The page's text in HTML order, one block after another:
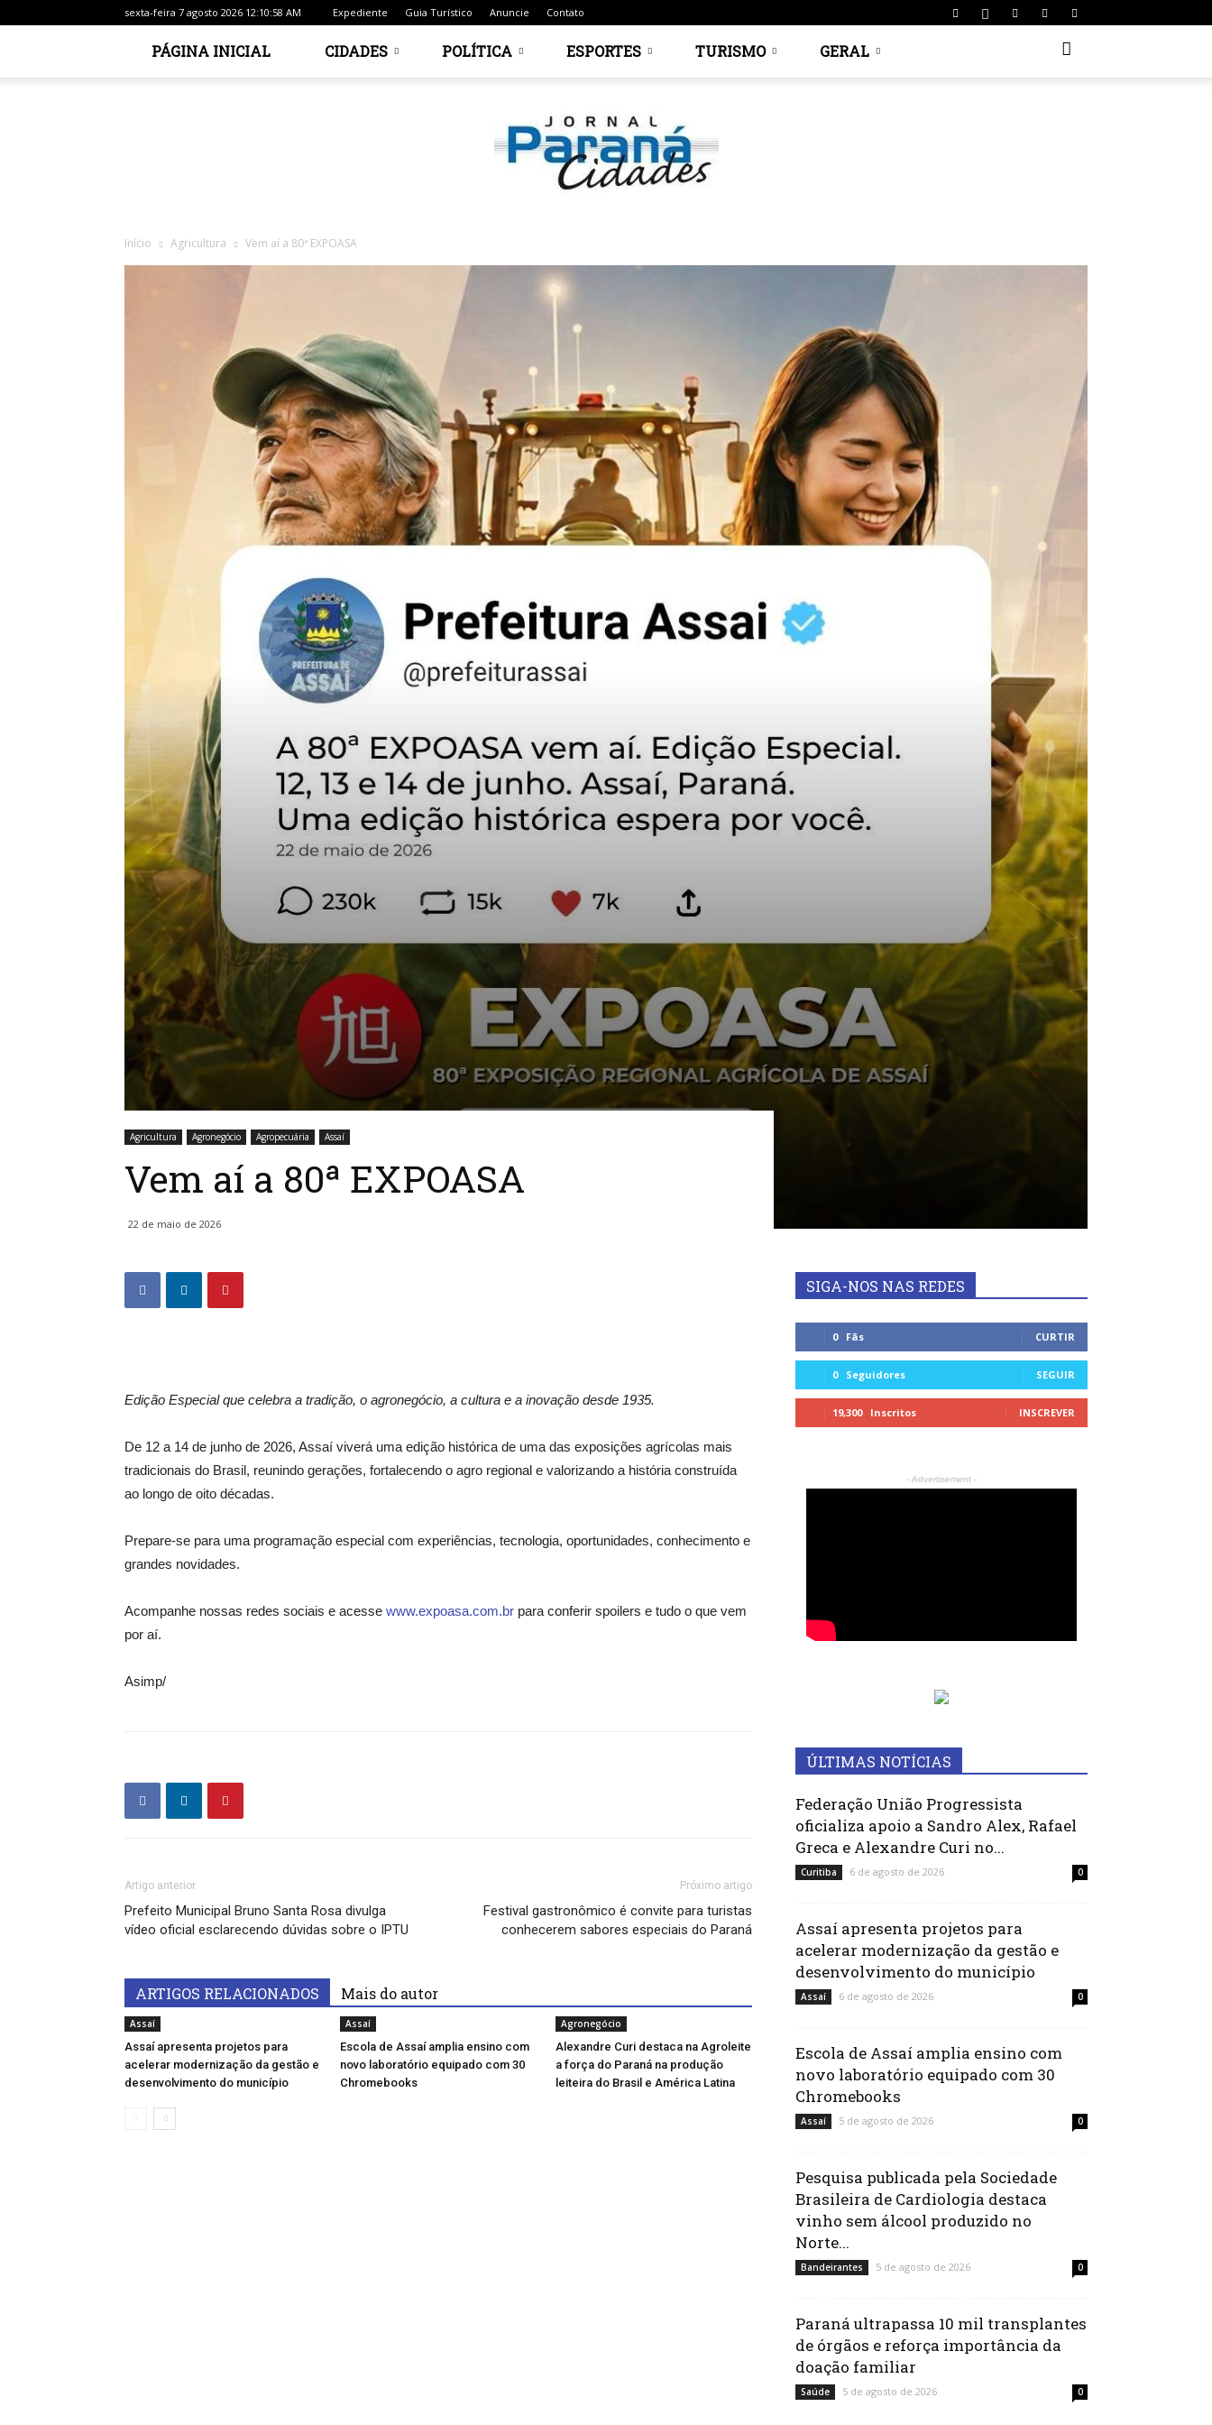
sexta-feira 7 agosto 2026 12:10:58 AM Expediente Guia Turístico Anuncie Contato
PÁGINA INICIAL CIDADES POLÍTICA ESPORTES TURISMO GERAL
Jornal
Cidades
Início Agricultura Vem aí a 80ª EXPOASA
Agricultura Agronegócio Agropecuária Assaí
Vem aí a 80ª EXPOASA
22 de maio de 2026
Edição Especial que celebra a tradição, o agronegócio, a cultura e a inovação desde 1935.
De 12 a 14 de junho de 2026, Assaí viverá uma edição histórica de uma das exposições agrícolas mais
tradicionais do Brasil, reunindo gerações, fortalecendo o agro regional e valorizando a história construída
ao longo de oito décadas.
Prepare-se para uma programação especial com experiências, tecnologia, oportunidades, conhecimento e
grandes novidades.
Acompanhe nossas redes sociais e acesse www.expoasa.com.br para conferir spoilers e tudo o que vem
por aí.
Asimp/
Artigo anterior
Prefeito Municipal Bruno Santa Rosa divulga
vídeo oficial esclarecendo dúvidas sobre o IPTU
Próximo artigo
Festival gastronômico é convite para turistas
conhecerem sabores especiais do Paraná
ARTIGOS RELACIONADOS Mais do autor
Assaí
Assaí apresenta projetos para
acelerar modernização da gestão e
desenvolvimento do município
Assaí
Escola de Assaí amplia ensino com
novo laboratório equipado com 30
Chromebooks
Agronegócio
Alexandre Curi destaca na Agroleite
a força do Paraná na produção
leiteira do Brasil e América Latina
SIGA-NOS NAS REDES
0 Fãs CURTIR
0 Seguidores SEGUIR
19,300 Inscritos INSCREVER
- Advertisement -
ÚLTIMAS NOTÍCIAS
Federação União Progressista
oficializa apoio a Sandro Alex, Rafael
Greca e Alexandre Curi no...
Curitiba 6 de agosto de 2026 0
Assaí apresenta projetos para
acelerar modernização da gestão e
desenvolvimento do município
Assaí 6 de agosto de 2026 0
Escola de Assaí amplia ensino com
novo laboratório equipado com 30
Chromebooks
Assaí 5 de agosto de 2026 0
Pesquisa publicada pela Sociedade
Brasileira de Cardiologia destaca
vinho sem álcool produzido no
Norte...
Bandeirantes 5 de agosto de 2026 0
Paraná ultrapassa 10 mil transplantes
de órgãos e reforça importância da
doação familiar
Saúde 5 de agosto de 2026 0